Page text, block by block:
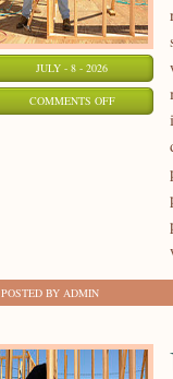
JULY - 8 - 2026
COMMENTS OFFON
POSTED BY ADMIN